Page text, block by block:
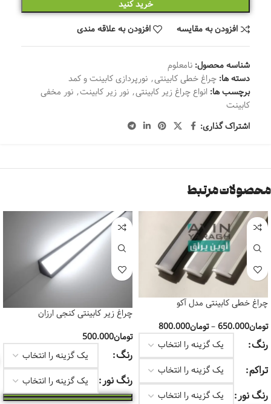
خرید کنید
افزودن به مقایسه
افزودن به علاقه مندی
شناسه محصول: نامعلوم
دسته ها: چراغ خطی کابینتی, نورپردازی کابینت و کمد
برچسب ها: انواع چراغ زیر کابینتی, نور زیر کابینت, نور مخفی
کابینت
اشتراک گذاری:
محصولات مرتبط
چراغ خطی کابینتی مدل آکو
تومان650.000
–تومان800.000
رنگ
تراکم
رنگ نور
چراغ زیر کابینتی کنجی ارزان
تومان500.000
رنگ
رنگ نور